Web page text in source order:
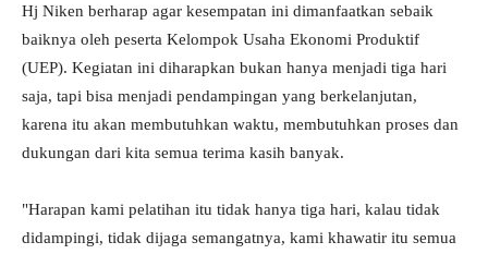
Hj Niken berharap agar kesempatan ini dimanfaatkan sebaik
baiknya oleh peserta Kelompok Usaha Ekonomi Produktif
(UEP). Kegiatan ini diharapkan bukan hanya menjadi tiga hari
saja, tapi bisa menjadi pendampingan yang berkelanjutan,
karena itu akan membutuhkan waktu, membutuhkan proses dan
dukungan dari kita semua terima kasih banyak.
"Harapan kami pelatihan itu tidak hanya tiga hari, kalau tidak
didampingi, tidak dijaga semangatnya, kami khawatir itu semua